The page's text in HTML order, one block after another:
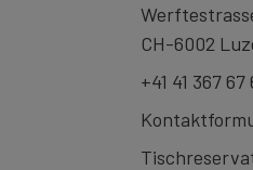
CH-6002
+41 41 367 67